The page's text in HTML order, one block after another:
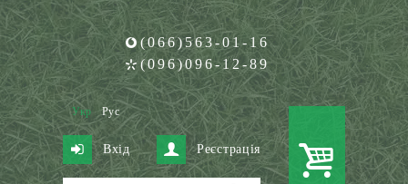
(066)563-01-16
(096)096-12-89
Укр Рус
Вхід Реєстрація